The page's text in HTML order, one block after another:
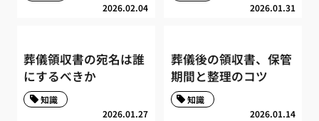
2026.02.04 2026.01.31
葬儀領収書の宛名は誰
にするべきか
2026.01.27
知識
葬儀後の領収書、保管
期間と整理のコツ
2026.01.14
知識